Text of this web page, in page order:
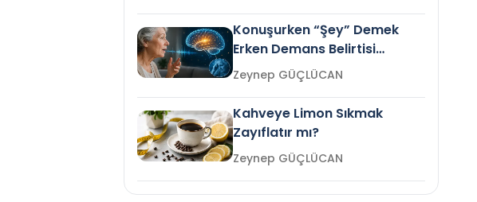
Konuşurken “Şey” Demek
Erken Demans Belirtisi
Olabilir mi?Zeynep GÜÇLÜCAN
Kahveye Limon Sıkmak
Zayıflatır mı?
Zeynep GÜÇLÜCAN